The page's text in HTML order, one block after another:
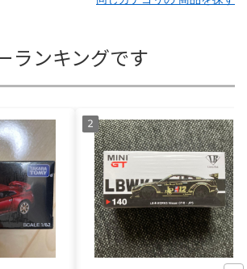
ランキングです